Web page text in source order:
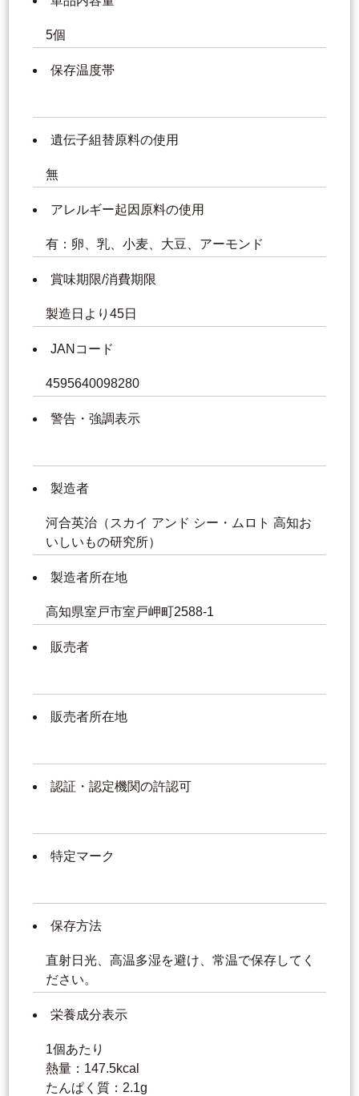
5個
保存温度帯
遺伝子組替原料の使用
無
アレルギー起因原料の使用
有：卵、乳、小麦、大豆、アーモンド
賞味期限/消費期限
製造日より45日
JANコード
4595640098280
警告・強調表示
製造者
河合英治（スカイ アンド シー・ムロト 高知お
いしいもの研究所）
製造者所在地
高知県室戸市室戸岬町2588-1
販売者
販売者所在地
認証・認定機関の許認可
特定マーク
保存方法
直射日光、高温多湿を避け、常温で保存してく
ださい。
栄養成分表示
1個あたり
熱量：147.5kcal
たんぱく質：2.1g